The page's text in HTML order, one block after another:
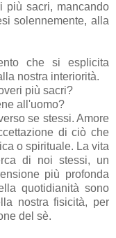
più sacri, mancando
solennemente, alla
che si esplicita
nostra interiorità.
più sacri?
all'uomo?
se stessi. Amore
di ciò che
o spirituale. La vita
di noi stessi, un
più profonda
quotidianità sono
nostra fisicità, per
del sè.